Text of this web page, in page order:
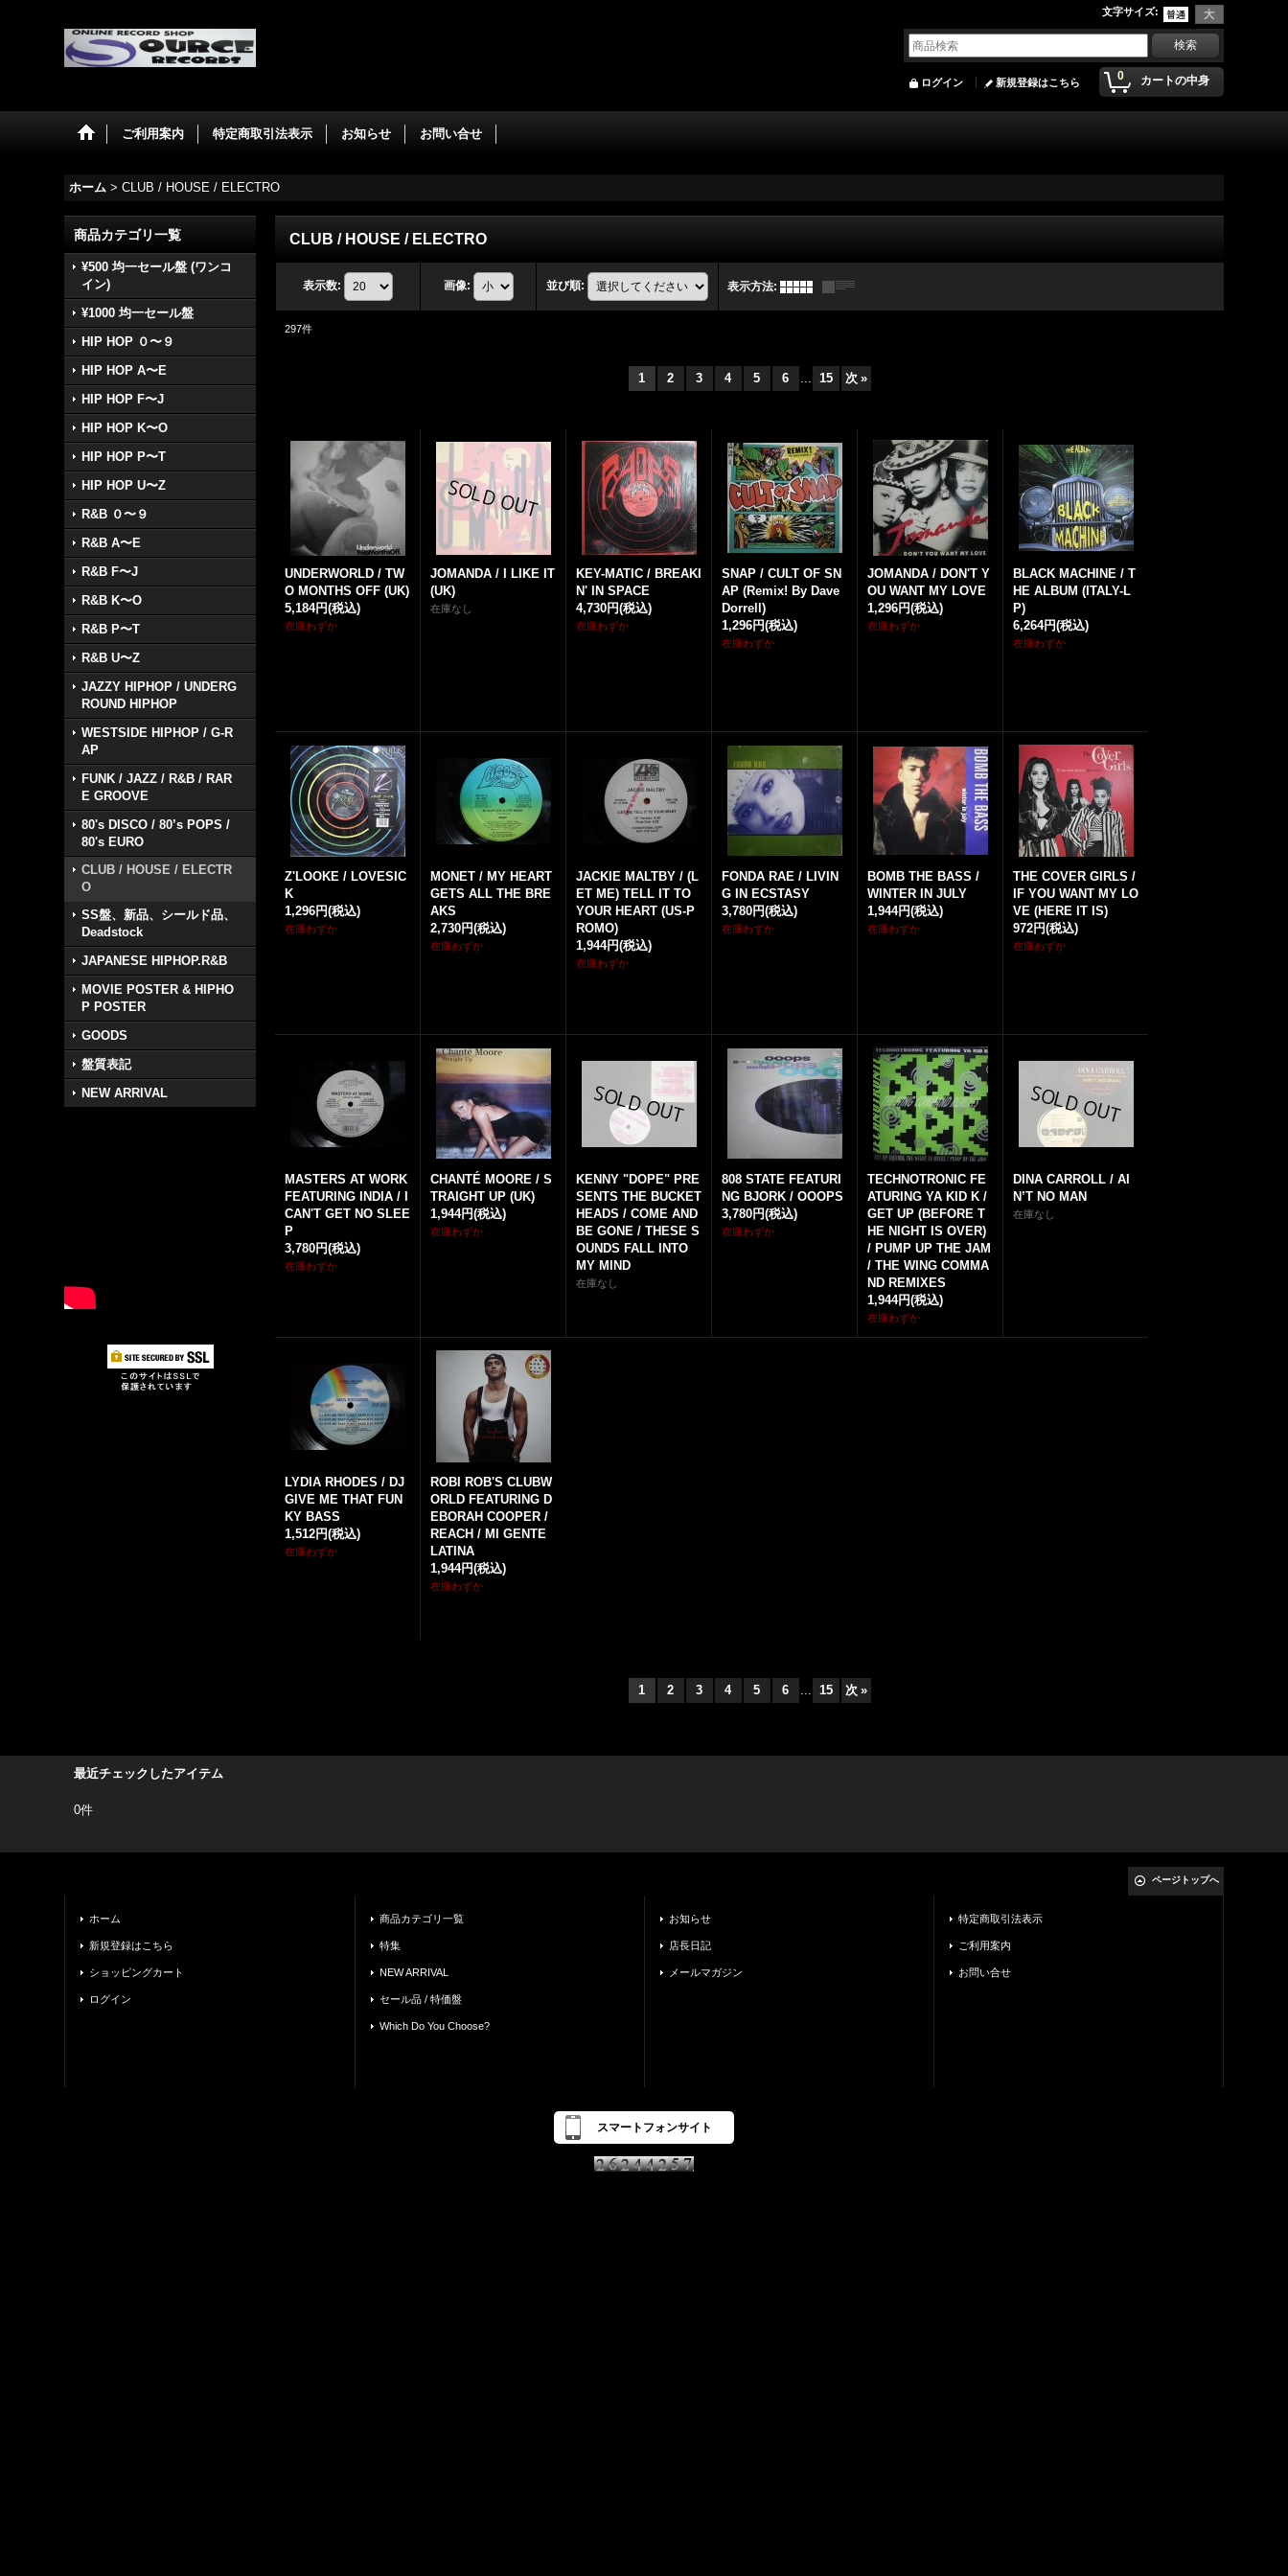
文字サイズ:
0 カートの中身
ログイン 新規登録はこちら
ご利用案内 特定商取引法表示 お知らせ お問い合せ
ホーム > CLUB / HOUSE / ELECTRO
商品カテゴリ一覧
¥500 均一セール盤 (ワンコ
イン)
¥1000 均一セール盤
HIP HOP ０〜９
HIP HOP A〜E
HIP HOP F〜J
HIP HOP K〜O
HIP HOP P〜T
HIP HOP U〜Z
R&B ０〜９
R&B A〜E
R&B F〜J
R&B K〜O
R&B P〜T
R&B U〜Z
JAZZY HIPHOP / UNDERG
ROUND HIPHOP
WESTSIDE HIPHOP / G-R
AP
FUNK / JAZZ / R&B / RAR
E GROOVE
80's DISCO / 80’s POPS /
80's EURO
CLUB / HOUSE / ELECTR
O
SS盤、新品、シールド品、
Deadstock
JAPANESE HIPHOP.R&B
MOVIE POSTER & HIPHO
P POSTER
GOODS
盤質表記
NEW ARRIVAL
CLUB / HOUSE / ELECTRO
表示数: 画像: 並び順: 表示方法:
297件
1 2 3 4 5 6 ... 15 次 »
UNDERWORLD / TW
O MONTHS OFF (UK)
5,184円(税込)
在庫わずか
JOMANDA / I LIKE IT
(UK)
在庫なし
KEY-MATIC / BREAKI
N' IN SPACE
4,730円(税込)
在庫わずか
SNAP / CULT OF SN
AP (Remix! By Dave
Dorrell)
1,296円(税込)
在庫わずか
JOMANDA / DON'T Y
OU WANT MY LOVE
1,296円(税込)
在庫わずか
BLACK MACHINE / T
HE ALBUM (ITALY-L
P)
6,264円(税込)
在庫わずか
Z'LOOKE / LOVESIC
K
1,296円(税込)
在庫わずか
MONET / MY HEART
GETS ALL THE BRE
AKS
2,730円(税込)
在庫わずか
JACKIE MALTBY / (L
ET ME) TELL IT TO
YOUR HEART (US-P
ROMO)
1,944円(税込)
在庫わずか
FONDA RAE / LIVIN
G IN ECSTASY
3,780円(税込)
在庫わずか
BOMB THE BASS /
WINTER IN JULY
1,944円(税込)
在庫わずか
THE COVER GIRLS /
IF YOU WANT MY LO
VE (HERE IT IS)
972円(税込)
在庫わずか
MASTERS AT WORK
FEATURING INDIA / I
CAN'T GET NO SLEE
P
3,780円(税込)
在庫わずか
CHANTÉ MOORE / S
TRAIGHT UP (UK)
1,944円(税込)
在庫わずか
KENNY "DOPE" PRE
SENTS THE BUCKET
HEADS / COME AND
BE GONE / THESE S
OUNDS FALL INTO
MY MIND
在庫なし
808 STATE FEATURI
NG BJORK / OOOPS
3,780円(税込)
在庫わずか
TECHNOTRONIC FE
ATURING YA KID K /
GET UP (BEFORE T
HE NIGHT IS OVER)
/ PUMP UP THE JAM
/ THE WING COMMA
ND REMIXES
1,944円(税込)
在庫わずか
DINA CARROLL / AI
N’T NO MAN
在庫なし
LYDIA RHODES / DJ
GIVE ME THAT FUN
KY BASS
1,512円(税込)
在庫わずか
ROBI ROB'S CLUBW
ORLD FEATURING D
EBORAH COOPER /
REACH / MI GENTE
LATINA
1,944円(税込)
在庫わずか
1 2 3 4 5 6 ... 15 次 »
最近チェックしたアイテム
0件
ページトップへ
ホーム
新規登録はこちら
ショッピングカート
ログイン
商品カテゴリ一覧
特集
NEW ARRIVAL
セール品 / 特価盤
Which Do You Choose?
お知らせ
店長日記
メールマガジン
特定商取引法表示
ご利用案内
お問い合せ
スマートフォンサイト